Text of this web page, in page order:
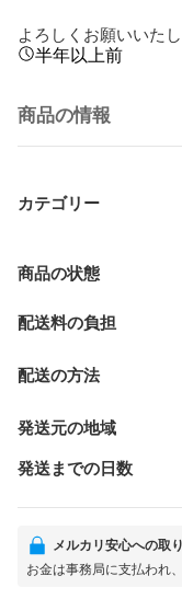
よろしくお願いいたし
半年以上前
商品の情報
カテゴリー
商品の状態
配送料の負担
配送の方法
発送元の地域
発送までの日数
メルカリ安心への取
お金は事務局に支払われ